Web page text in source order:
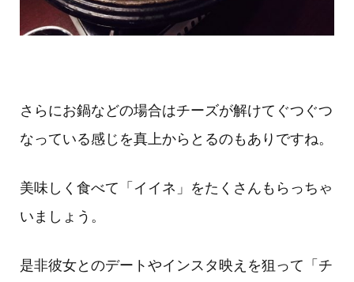
さらにお鍋などの場合はチーズが解けてぐつぐつ
なっている感じを真上からとるのもありですね。
美味しく食べて「イイネ」をたくさんもらっちゃ
いましょう。
是非彼女とのデートやインスタ映えを狙って「チ